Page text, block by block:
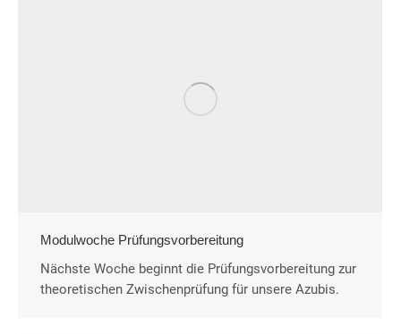
Modulwoche Prüfungsvorbereitung
Nächste Woche beginnt die Prüfungsvorbereitung zur
theoretischen Zwischenprüfung für unsere Azubis.